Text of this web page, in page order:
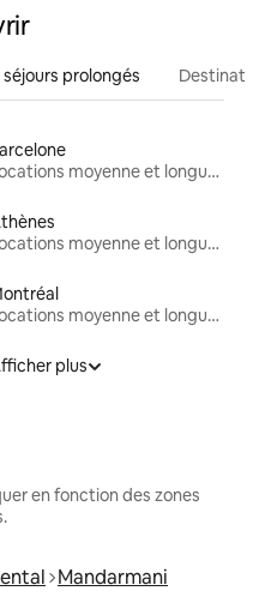
prolongés
Locations moyenne et longue durée
Locations moyenne et longue durée
Locations moyenne et longue durée
plus
en fonction des zones
Mandarmani